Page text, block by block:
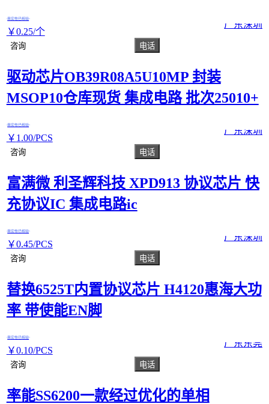
真实性已核验
￥0.25/个
广东深圳
咨询 电话
驱动芯片OB39R08A5U10MP 封装
MSOP10仓库现货 集成电路 批次25010+
真实性已核验
￥ 1 .00/PCS
广东深圳
咨询 电话
富满微 利圣辉科技 XPD913 协议芯片 快
充协议IC 集成电路ic
真实性已核验
￥0.45/PCS
广东深圳
咨询 电话
替换6525T内置协议芯片 H4120惠海大功
率 带使能EN脚
真实性已核验
￥0.10/PCS
广东东莞
咨询 电话
率能SS6200一款经过优化的单相